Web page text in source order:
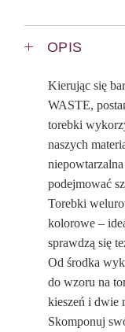
OPIS
Kierując się
WASTE,
torebki
naszych
podejmować
Torebki
kolorowe –
sprawdzą się
Od środka
do wzoru na
kieszeń i dwie
Skomponuj